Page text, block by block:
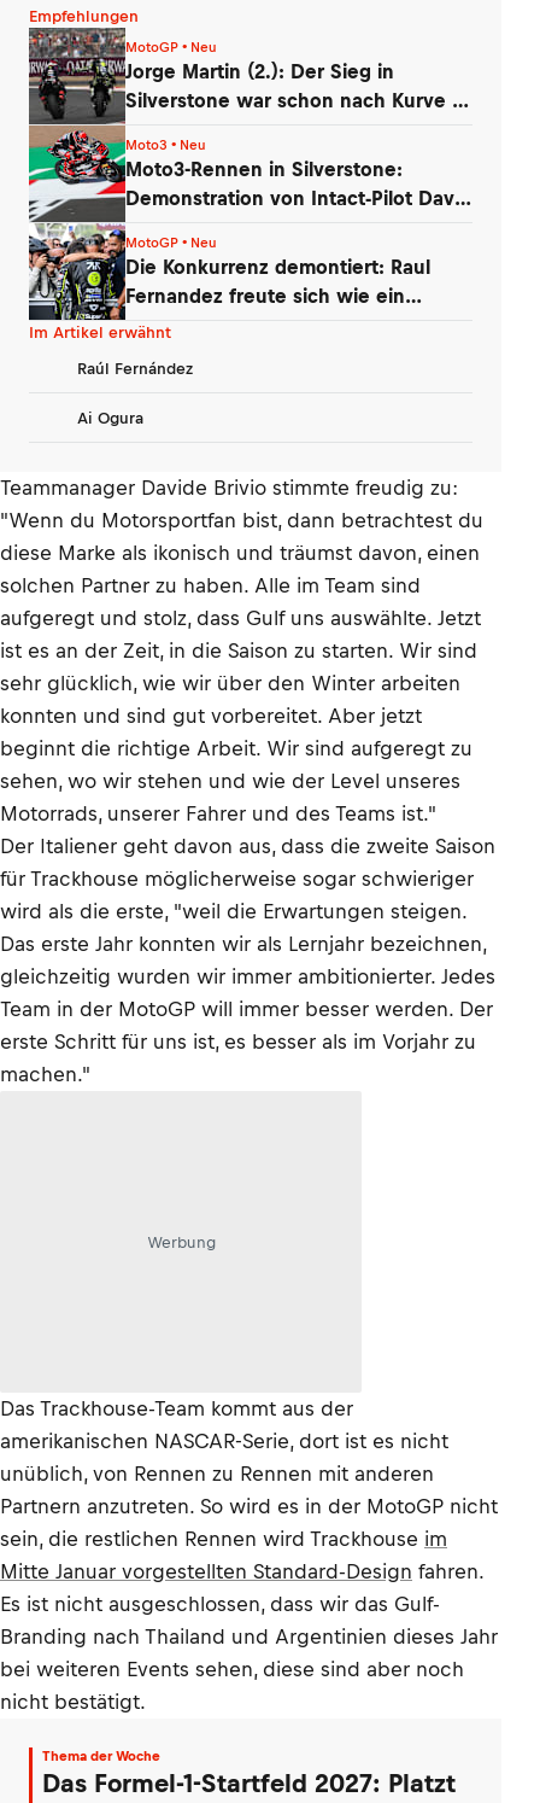
Empfehlungen
MotoGP • Neu
Jorge Martin (2.): Der Sieg in
Silverstone war schon nach Kurve 1
Moto3 • Neu
Moto3-Rennen in Silverstone:
Demonstration von Intact-Pilot David
MotoGP • Neu
Die Konkurrenz demontiert: Raul
Fernandez freute sich wie ein
kleines Kind
Im Artikel erwähnt
Raúl Fernández
Ai Ogura
Teammanager Davide Brivio stimmte freudig zu:
"Wenn du Motorsportfan bist, dann betrachtest du
diese Marke als ikonisch und träumst davon, einen
solchen Partner zu haben. Alle im Team sind
aufgeregt und stolz, dass Gulf uns auswählte. Jetzt
ist es an der Zeit, in die Saison zu starten. Wir sind
sehr glücklich, wie wir über den Winter arbeiten
konnten und sind gut vorbereitet. Aber jetzt
beginnt die richtige Arbeit. Wir sind aufgeregt zu
sehen, wo wir stehen und wie der Level unseres
Motorrads, unserer Fahrer und des Teams ist."
Der Italiener geht davon aus, dass die zweite Saison
für Trackhouse möglicherweise sogar schwieriger
wird als die erste, "weil die Erwartungen steigen.
Das erste Jahr konnten wir als Lernjahr bezeichnen,
gleichzeitig wurden wir immer ambitionierter. Jedes
Team in der MotoGP will immer besser werden. Der
erste Schritt für uns ist, es besser als im Vorjahr zu
machen."
Werbung
Das Trackhouse-Team kommt aus der
amerikanischen NASCAR-Serie, dort ist es nicht
unüblich, von Rennen zu Rennen mit anderen
Partnern anzutreten. So wird es in der MotoGP nicht
sein, die restlichen Rennen wird Trackhouse im
Mitte Januar vorgestellten Standard-Design fahren.
Es ist nicht ausgeschlossen, dass wir das Gulf-
Branding nach Thailand und Argentinien dieses Jahr
bei weiteren Events sehen, diese sind aber noch
nicht bestätigt.
Thema der Woche
Das Formel-1-Startfeld 2027: Platzt